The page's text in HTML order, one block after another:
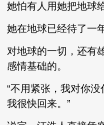
她怕有人用她把地球
她在地球已经待了一
对地球的一切，还有
感情基础的。
“不用紧张，我对你没
我很快回来。”